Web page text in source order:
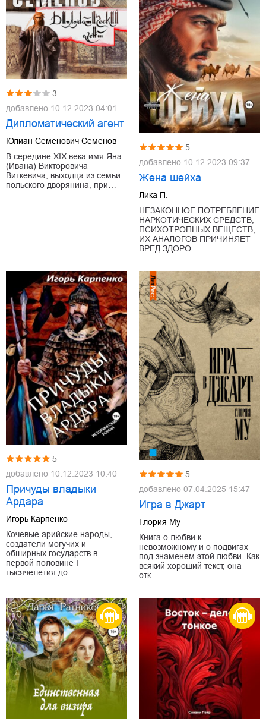
3
добавлено 10.12.2023 04:01
Дипломатический агент
Юлиан Семенович Семенов
В середине XIX века имя Яна
(Ивана) Викторовича
Виткевича, выходца из семьи
польского дворянина, при…
5
добавлено 10.12.2023 09:37
Жена шейха
Лика П.
НЕЗАКОННОЕ ПОТРЕБЛЕНИЕ
НАРКОТИЧЕСКИХ СРЕДСТВ,
ПСИХОТРОПНЫХ ВЕЩЕСТВ,
ИХ АНАЛОГОВ ПРИЧИНЯЕТ
ВРЕД ЗДОРО…
5
добавлено 10.12.2023 10:40
Причуды владыки
Ардара
Игорь Карпенко
Кочевые арийские народы,
создатели могучих и
обширных государств в
первой половине I
тысячелетия до …
5
добавлено 07.04.2025 15:47
Игра в Джарт
Глория Му
Книга о любви к
невозможному и о подвигах
под знаменем этой любви. Как
всякий хороший текст, она
отк…